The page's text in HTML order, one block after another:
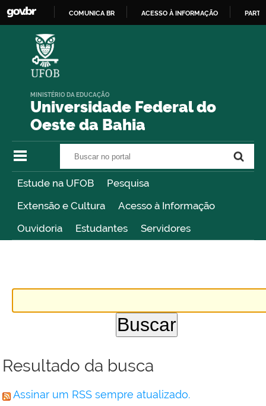
COMUNICA BR ACESSO À INFORMAÇÃO
Universidade Federal do
Oeste da Bahia
MINISTÉRIO DA EDUCAÇÃO
Estude na UFOB
Pesquisa
Extensão e Cultura
Acesso à Informação
Ouvidoria
Estudantes Servidores
Resultado da busca
Assinar um RSS sempre atualizado.